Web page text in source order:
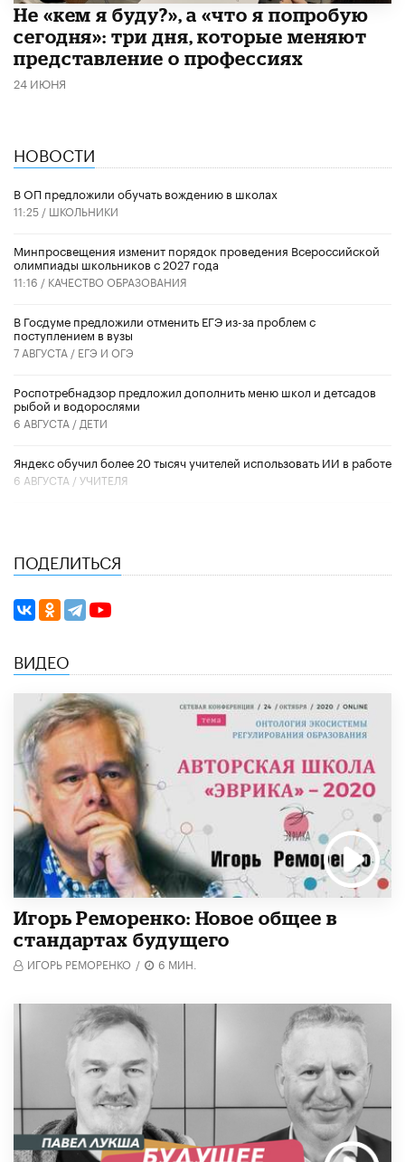
Не «кем я буду?», а «что я попробую
сегодня»: три дня, которые меняют
представление о профессиях
24 ИЮНЯ
НОВОСТИ
В ОП предложили обучать вождению в школах
11:25 / ШКОЛЬНИКИ
Минпросвещения изменит порядок проведения Всероссийской
олимпиады школьников с 2027 года
11:16 / КАЧЕСТВО ОБРАЗОВАНИЯ
В Госдуме предложили отменить ЕГЭ из-за проблем с
поступлением в вузы
7 АВГУСТА / ЕГЭ И ОГЭ
Роспотребнадзор предложил дополнить меню школ и детсадов
рыбой и водорослями
6 АВГУСТА / ДЕТИ
​Яндекс обучил более 20 тысяч учителей использовать ИИ в работе
6 АВГУСТА /УЧИТЕЛЯ
ПОДЕЛИТЬСЯ
ВИДЕО
Игорь Реморенко: Новое общее в
стандартах будущего
ИГОРЬ РЕМОРЕНКО / 6 МИН.